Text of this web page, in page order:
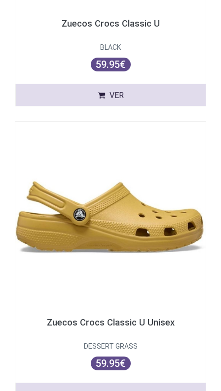
Zuecos Crocs Classic U
BLACK
59.95€
VER
Zuecos Crocs Classic U Unisex
DESSERT GRASS
59.95€